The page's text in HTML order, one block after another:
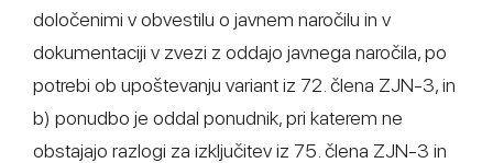
določenimi v obvestilu o javnem naročilu in v
dokumentaciji v zvezi z oddajo javnega naročila, po
potrebi ob upoštevanju variant iz 72. člena ZJN-3, in
b) ponudbo je oddal ponudnik, pri katerem ne
obstajajo razlogi za izključitev iz 75. člena ZJN-3 in